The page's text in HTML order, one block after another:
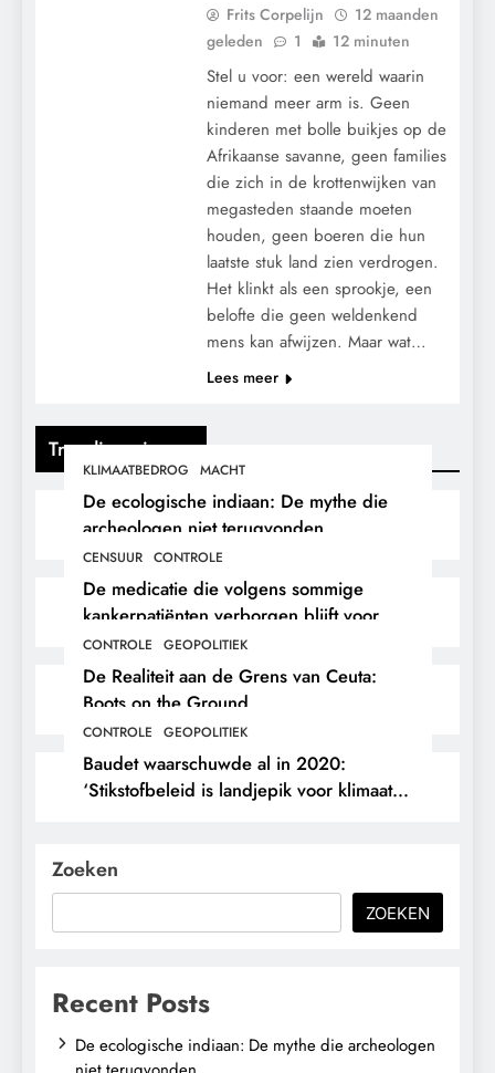
Trending nieuws
KLIMAATBEDROG MACHT
De ecologische indiaan: De mythe die
archeologen niet terugvonden.
CENSUUR CONTROLE
De medicatie die volgens sommige
kankerpatiënten verborgen blijft voor
hun eigen arts.
CONTROLE GEOPOLITIEK
De Realiteit aan de Grens van Ceuta:
Boots on the Ground.
CONTROLE GEOPOLITIEK
Baudet waarschuwde al in 2020:
‘Stikstofbeleid is landjepik voor klimaat
Frits Corpelijn
12 maanden
geleden
1 12 minuten
Stel u voor: een wereld waarin
niemand meer arm is. Geen
kinderen met bolle buikjes op de
Afrikaanse savanne, geen families
die zich in de krottenwijken van
megasteden staande moeten
houden, geen boeren die hun
laatste stuk land zien verdrogen.
Het klinkt als een sprookje, een
belofte die geen weldenkend
mens kan afwijzen. Maar wat…
Lees meer
Zoeken
ZOEKEN
Recent Posts
De ecologische indiaan: De mythe die archeologen